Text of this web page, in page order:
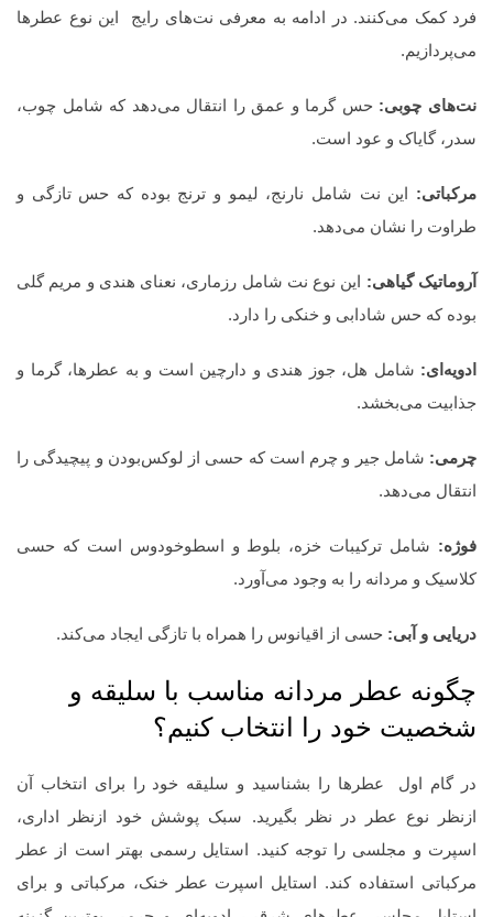
فرد کمک می‌کنند. در ادامه به معرفی نت‌های رایج این نوع عطرها
می‌پردازیم.
نت‌های چوبی: حس گرما و عمق را انتقال می‌دهد که شامل چوب،
سدر، گایاک و عود است.
مرکباتی: این نت شامل نارنج، لیمو و ترنج بوده که حس تازگی و
طراوت را نشان می‌دهد.
آروماتیک گیاهی: این نوع نت شامل رزماری، نعنای هندی و مریم گلی
بوده که حس شادابی و خنکی را دارد.
ادویه‌ای: شامل هل، جوز هندی و دارچین است و به عطرها، گرما و
جذابیت می‌بخشد.
چرمی: شامل جیر و چرم است که حسی از لوکس‌بودن و پیچیدگی را
انتقال می‌دهد.
فوژه: شامل ترکیبات خزه، بلوط و اسطوخودوس است که حسی
کلاسیک و مردانه را به وجود می‌آورد.
دریایی و آبی: حسی از اقیانوس را همراه با تازگی ایجاد می‌کند.
چگونه عطر مردانه مناسب با سلیقه و
شخصیت خود را انتخاب کنیم؟
در گام اول عطرها را بشناسید و سلیقه خود را برای انتخاب آن
ازنظر نوع عطر در نظر بگیرید. سبک پوشش خود ازنظر اداری،
اسپرت و مجلسی را توجه کنید. استایل رسمی بهتر است از عطر
مرکباتی استفاده کند. استایل اسپرت عطر خنک، مرکباتی و برای